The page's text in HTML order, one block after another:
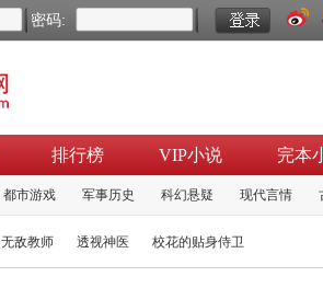
密码:
排行榜 VIP小说 完本
都市游戏 军事历史 科幻悬疑 现代言情
无敌教师 透视神医 校花的贴身侍卫